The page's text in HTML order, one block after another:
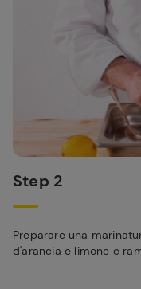
Step 2
Preparare una
d'arancia e limone e